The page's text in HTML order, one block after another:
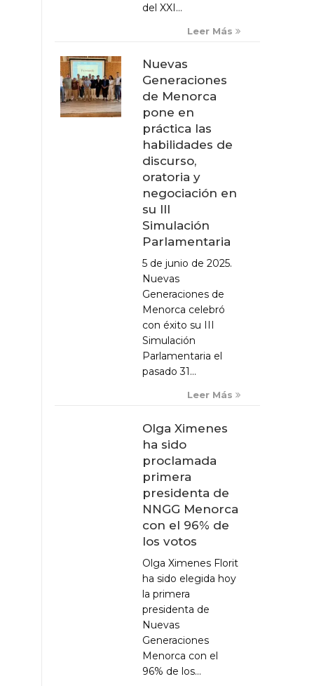
del XXI...
Leer Más
Nuevas
Generaciones
de Menorca
pone en
práctica las
habilidades de
discurso,
oratoria y
negociación en
su III
Simulación
Parlamentaria
5 de junio de 2025.
Nuevas
Generaciones de
Menorca celebró
con éxito su III
Simulación
Parlamentaria el
pasado 31...
Leer Más
Olga Ximenes
ha sido
proclamada
primera
presidenta de
NNGG Menorca
con el 96% de
los votos
Olga Ximenes Florit
ha sido elegida hoy
la primera
presidenta de
Nuevas
Generaciones
Menorca con el
96% de los...